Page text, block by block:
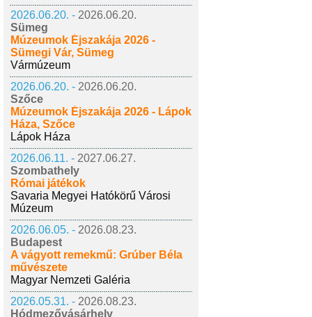
2026.06.20. - 2026.06.20.
Sümeg
Múzeumok Éjszakája 2026 -
Sümegi Vár, Sümeg
Vármúzeum
2026.06.20. - 2026.06.20.
Szőce
Múzeumok Éjszakája 2026 - Lápok
Háza, Szőce
Lápok Háza
2026.06.11. - 2027.06.27.
Szombathely
Római játékok
Savaria Megyei Hatókörű Városi
Múzeum
2026.06.05. - 2026.08.23.
Budapest
A vágyott remekmű: Grúber Béla
művészete
Magyar Nemzeti Galéria
2026.05.31. - 2026.08.23.
Hódmezővásárhely